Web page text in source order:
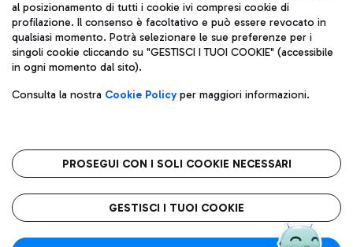
Codice fiscale e Registro delle Imprese di Roma 13032990155 P.
IVA 06572251004
Capitale sociale 62.224.743,00 int. vers.
Sede legale: Via Pier Paolo Racchetti 1 - 00054 Fiumicino (RM)
telefono +39 06 65951
Privacy policy
Note legali
Roma FCO
L'aeroporto stellato
al posizionamento di tutti i cookie ivi compresi cookie di
profilazione. Il consenso è facoltativo e può essere revocato in
qualsiasi momento. Potrà selezionare le sue preferenze per i
singoli cookie cliccando su "GESTISCI I TUOI COOKIE" (accessibile
in ogni momento dal sito).
Consulta la nostra Cookie Policyper maggiori informazioni.
PROSEGUI CON I SOLI COOKIE NECESSARI
GESTISCI I TUOI COOKIE